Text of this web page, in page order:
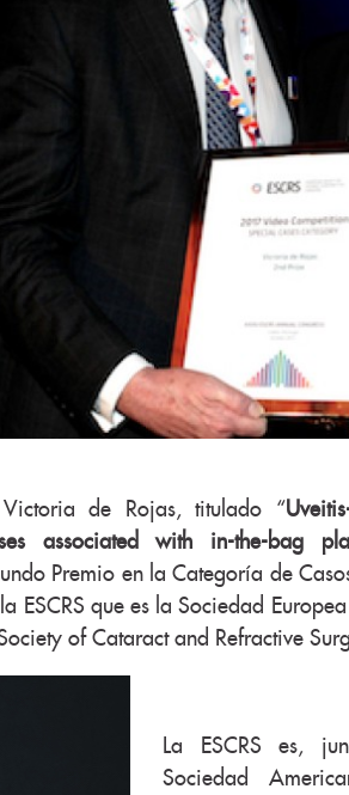
de Rojas, titulado “
associated with in-the-bag
Premio en la Categoría de
ESCRS que es la Sociedad
of Cataract and Refractive
La ESCRS es,
Sociedad